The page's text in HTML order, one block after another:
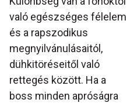
való egészséges félelem
és a rapszodikus
megnyilvánulásaitól,
dühkitöréseitől való
rettegés között. Ha a
boss minden apróságra